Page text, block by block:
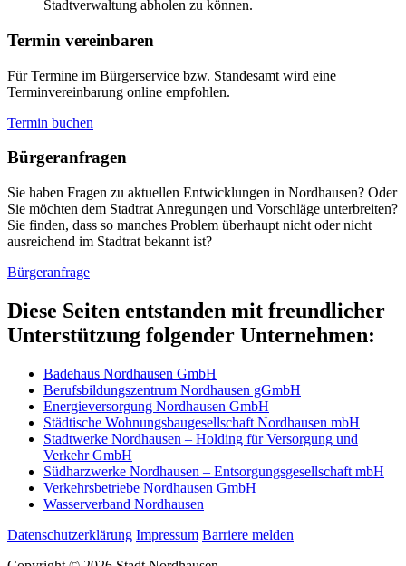
Stadtverwaltung abholen zu können.
Termin vereinbaren
Für Termine im Bürgerservice bzw. Standesamt wird eine
Terminvereinbarung online empfohlen.
Termin buchen
Bürger­anfragen
Sie haben Fragen zu aktuellen Entwicklungen in Nordhausen? Oder
Sie möchten dem Stadtrat Anregungen und Vorschläge unterbreiten?
Sie finden, dass so manches Problem überhaupt nicht oder nicht
ausreichend im Stadtrat bekannt ist?
Bürgeranfrage
Diese Seiten entstanden mit freundlicher
Unterstützung folgender Unternehmen:
Badehaus Nordhausen GmbH
Berufsbildungszentrum Nordhausen gGmbH
Energieversorgung Nordhausen GmbH
Städtische Wohnungsbaugesellschaft Nordhausen mbH
Stadtwerke Nordhausen – Holding für Versorgung und
Verkehr GmbH
Südharzwerke Nordhausen – Entsorgungsgesellschaft mbH
Verkehrsbetriebe Nordhausen GmbH
Wasserverband Nordhausen
Datenschutzerklärung Impressum Barriere melden